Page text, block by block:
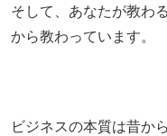
そして、あなたが教わ
から教わっています。
ビジネスの本質は昔か